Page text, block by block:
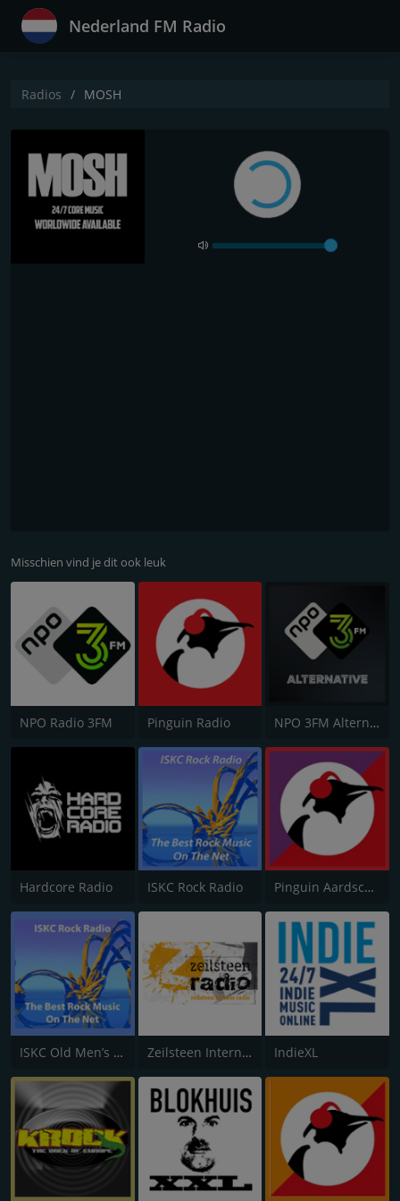
Nederland FM Radio
Radios MOSH
Misschien vind je dit ook leuk
NPO Radio 3FM Pinguin Radio NPO 3FM Alternative
Hardcore Radio ISKC Rock Radio Pinguin Aardschok
ISKC Old Men’s Rock Zeilsteen Internet Radio IndieXL